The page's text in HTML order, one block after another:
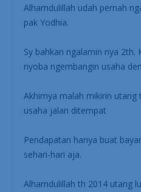
Alhamdulillah udah pernah
pak Yodhia.
Sy bahkan ngalamin nya 2th.
nyoba ngembangin usaha
Akhirnya malah mikirin utang
usaha jalan ditempat
Pendapatan hanya buat
sehari-hari aja.
Alhamdulillah th 2014 utang